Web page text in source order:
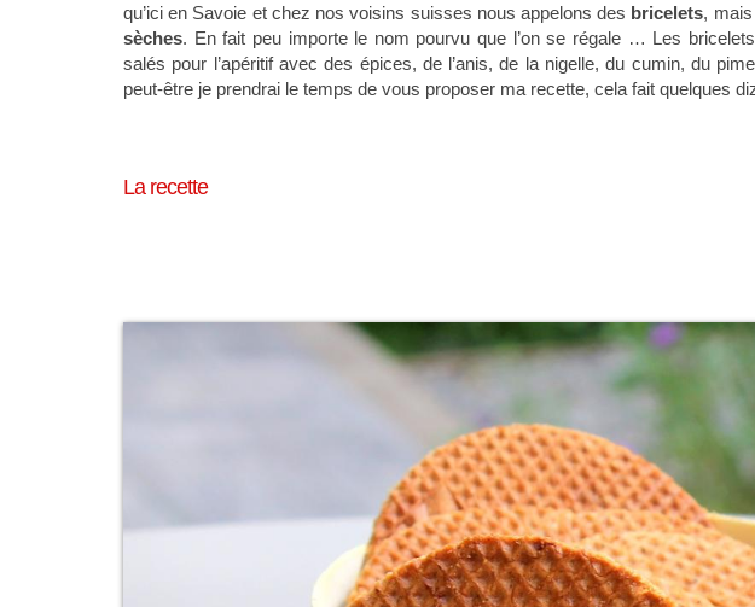
qu’ici en Savoie et chez nos voisins suisses nous appelons des bricelets,
sèches. En fait peu importe le nom pourvu que l’on se régale … Les
salés pour l’apéritif avec des épices, de l’anis, de la nigelle, du cumin, du
peut-être je prendrai le temps de vous proposer ma recette, cela fait quelques
La recette